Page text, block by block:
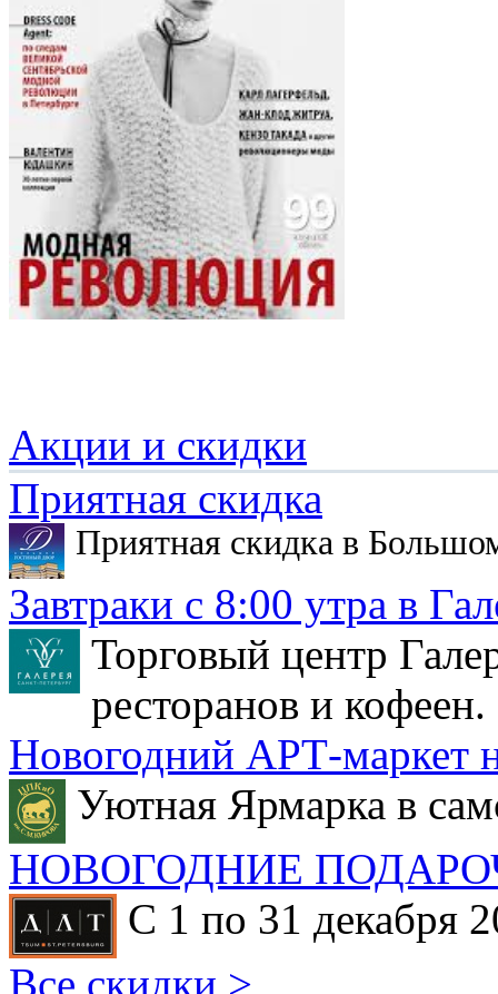
Акции и скидки
Приятная скидка
Приятная скидка в
Завтраки с 8:00 утра в
Торговый центр
ресторанов и кофеен.
Новогодний АРТ-маркет
Уютная Ярмарка в
НОВОГОДНИЕ
С 1 по 31 декабря
Все скидки >